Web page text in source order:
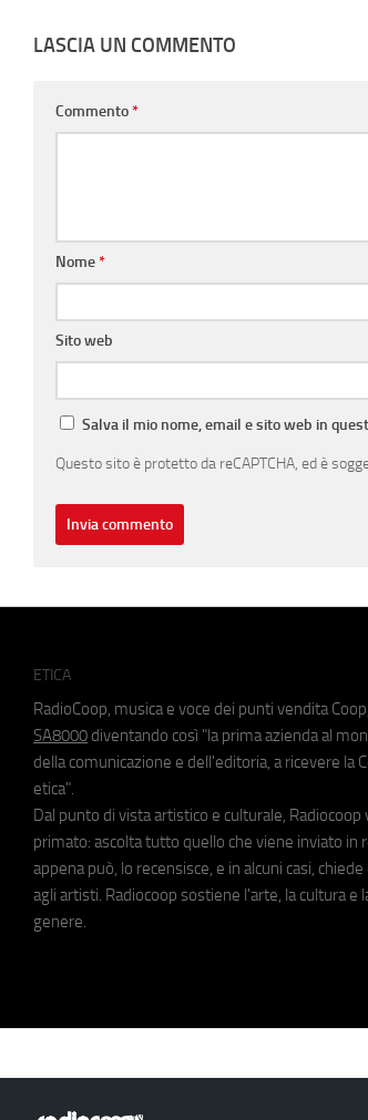
LASCIA UN COMMENTO
Commento*
Nome*
Sito web
Salva il mio nome, email e sito web in
Questo sito è protetto da reCAPTCHA, ed è
ETICA
RadioCoop, musica e voce dei punti vendita
SA8000 diventando così "la prima azienda al
della comunicazione e dell'editoria, a ricevere la
etica".
Dal punto di vista artistico e culturale, Radiocoop
primato: ascolta tutto quello che viene inviato in
appena può, lo recensisce, e in alcuni casi,
agli artisti. Radiocoop sostiene l'arte, la cultura e
genere.